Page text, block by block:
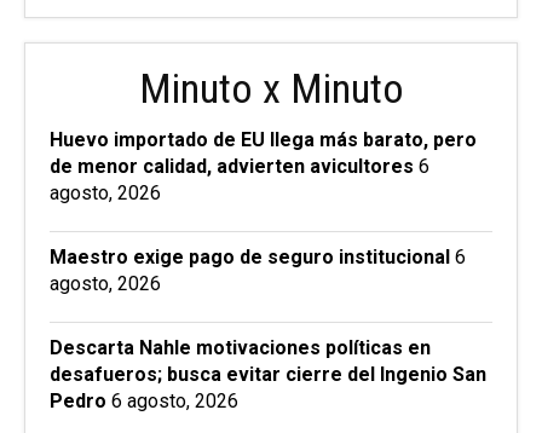
Minuto x Minuto
Huevo importado de EU llega más barato, pero
de menor calidad, advierten avicultores 6
agosto, 2026
Maestro exige pago de seguro institucional 6
agosto, 2026
Descarta Nahle motivaciones políticas en
desafueros; busca evitar cierre del Ingenio San
Pedro 6 agosto, 2026